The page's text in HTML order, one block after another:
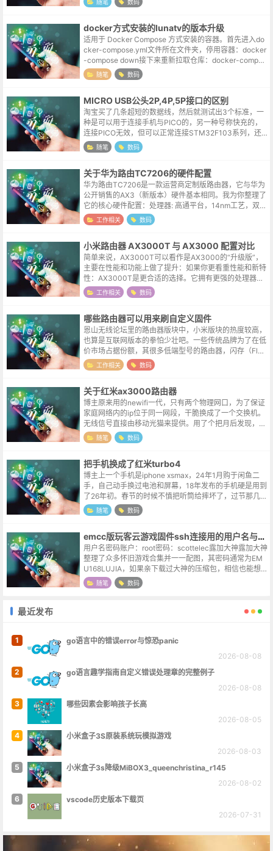
随笔 数码
docker方式安装的lunatv的版本升级
适用于 Docker Compose 方式安装的容器。首先进入do
cker-compose.yml文件所在文件夹，停用容器：docker
-compose down接下来重新拉取仓库：docker-compos
e pull耐心等待下载完...
随笔 数码
MICRO USB公头2P,4P,5P接口的区别
淘宝买了几条超短的数据线，然后就测试出3个标准，一
种是可以用于连接手机与PICO的，另一种号称快充的，
连接PICO无效，但可以正常连接STM32F103系列，还
有一种就更LOW一些，只能供电，无法提供数据传输功
能。拆解了一条仅能充电的...
随笔 数码
关于华为路由TC7206的硬件配置
华为路由TC7206是一款运营商定制版路由器，它与华为
公开销售的AX3（新版本）硬件基本相同。我为你整理了
它的核心硬件配置：处理器: 高通平台，14nm工艺，双核
CPU无线协议: WiFi 6 (支持160MHz频宽)，AX3000速...
工作相关 数码
小米路由器 AX3000T 与 AX3000 配置对比
简单来说，AX3000T可以看作是AX3000的“升级版”，
主要在性能和功能上做了提升：如果你更看重性能和新特
性：AX3000T是更合适的选择。它拥有更强的处理器、
可能更好的5G信号覆盖（3T3R），以及更灵活的双WA
N/LAN聚合功...
工作相关 数码
哪些路由器可以用来刷自定义固件
恩山无线论坛里的路由器版块中，小米版块的热度较高，
也算是互联网版本的拳怕少壮吧。一些传统品牌为了在低
价市场占据份额，其很多低端型号的路由器，闪存（Flas
h，存放固件的空间）可能只有1MB-2MB，内存也只有8
MB-16MB。这个空间...
工作相关 数码
关于红米ax3000路由器
博主原来用的newifi一代，只有两个物理网口，为了保证
家庭网络内的ip位于同一网段，干脆换成了一个交换机。
无线信号直接由移动光猫来提供。用了个把月后发现，虽
然移动的光猫提供了无线信号，但这个设备的穿墙能力较
弱，原本newifi信号满...
随笔 数码
把手机换成了红米turbo4
博主上一个手机是iphone xsmax，24年1月购于闲鱼二
手，自己动手换过电池和屏幕，18年发布的手机硬是用到
了26年初。春节的时候不慎把听筒给摔坏了，过节那几天
接电话都是拿外放喇叭听。节后看了对比了几款，本来想
入手红米turbo...
随笔 数码
emcc版玩客云游戏固件ssh连接用的用户名与密码
用户名密码账户：root密码：scottelec露加大神露加大神
整理了众多怀旧游戏合集并一一配图，其密码通常为EM
U168LUJIA，如果亲下载过大神的压缩包，相信也能想
像出该工程之庞大令人发指。因为经常忘记解压密码，所
以在博客里做个记录。
随笔 数码
最近发布
1
go语言中的错误error与惊恐panic
2026-08-08
2
go语言趣学指南自定义错误处理章的完整例子
2026-08-08
3
哪些因素会影响孩子长高
2026-08-05
4
小米盒子3S原装系统玩模拟游戏
2026-08-03
5
小米盒子3s降级MiBOX3_queenchristina_r145
2026-08-02
6
vscode历史版本下载页
2026-07-31